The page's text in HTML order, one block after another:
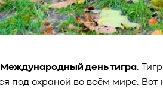
Международный день тигра.
под охраной во всём мире.